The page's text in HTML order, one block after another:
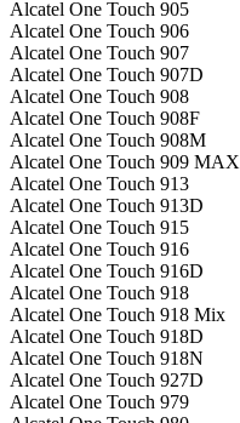
Alcatel One Touch 905
Alcatel One Touch 906
Alcatel One Touch 907
Alcatel One Touch 907D
Alcatel One Touch 908
Alcatel One Touch 908F
Alcatel One Touch 908M
Alcatel One Touch 909 MAX
Alcatel One Touch 913
Alcatel One Touch 913D
Alcatel One Touch 915
Alcatel One Touch 916
Alcatel One Touch 916D
Alcatel One Touch 918
Alcatel One Touch 918 Mix
Alcatel One Touch 918D
Alcatel One Touch 918N
Alcatel One Touch 927D
Alcatel One Touch 979